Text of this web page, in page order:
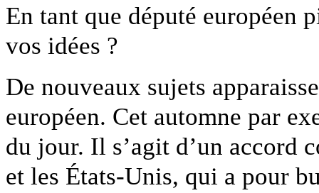
En tant que député européen
vos idées ?
De nouveaux sujets
européen. Cet automne par
du jour. Il s’agit d’un accord
et les États-Unis, qui a pour